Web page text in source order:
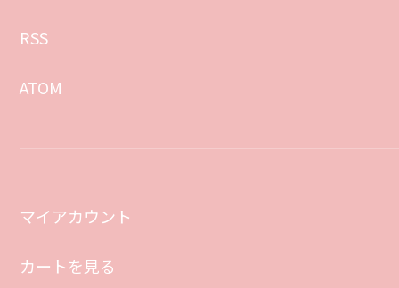
RSS
ATOM
マイアカウント
カートを見る